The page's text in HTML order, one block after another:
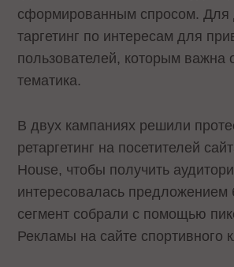
сформированным спросом. Для
таргетинг по интересам для
пользователей, которым важна
тематика.
В двух кампаниях решили
ретаргетинг на посетителей
House, чтобы получить
интересовалась предложением
сегмент собрали с помощью
Рекламы на сайте спортивного